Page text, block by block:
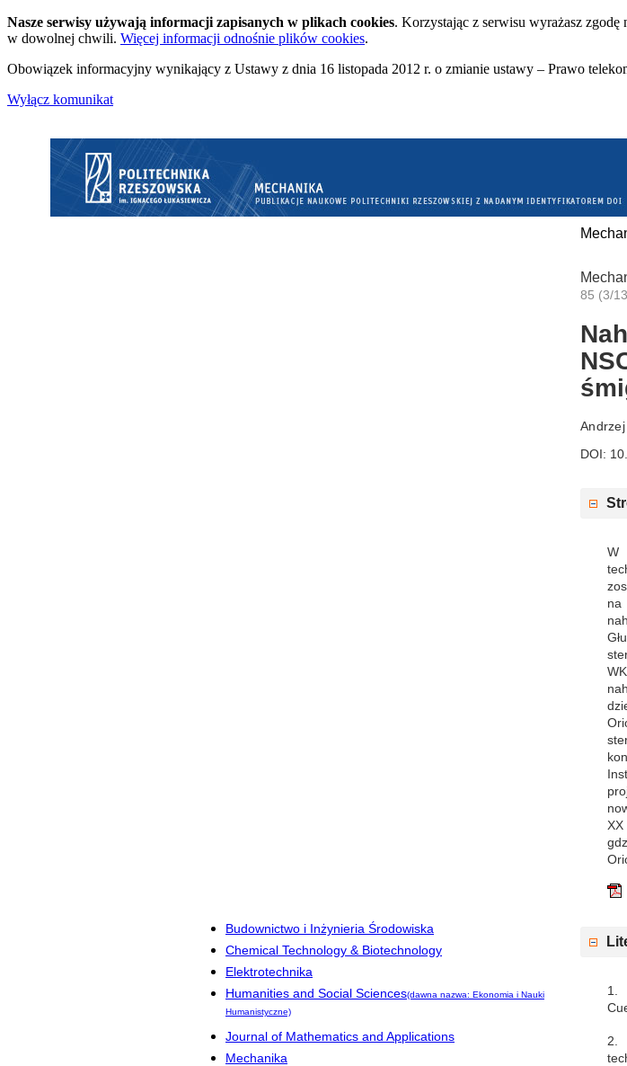
Nasze serwisy używają informacji zapisanych w plikach cookies. Korzystając z serwisu wyrażasz
w dowolnej chwili. Więcej informacji odnośnie plików cookies.
Obowiązek informacyjny wynikający z Ustawy z dnia 16 listopada 2012 r. o zmianie ustawy – Prawo
Wyłącz komunikat
Budownictwo i Inżynieria Środowiska
Chemical Technology & Biotechnology
Elektrotechnika
Humanities and Social Sciences(dawna nazwa: Ekonomia i Nauki
Humanistyczne)
Journal of Mathematics and Applications
Mechanika
85 (3/
DOI:
W
na
XX
1.
2.